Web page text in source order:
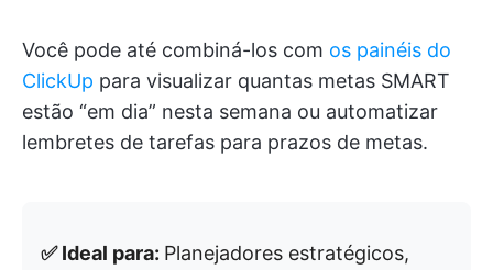
Você pode até combiná-los com os painéis do
ClickUp para visualizar quantas metas SMART
estão “em dia” nesta semana ou automatizar
lembretes de tarefas para prazos de metas.
✅ Ideal para: Planejadores estratégicos,